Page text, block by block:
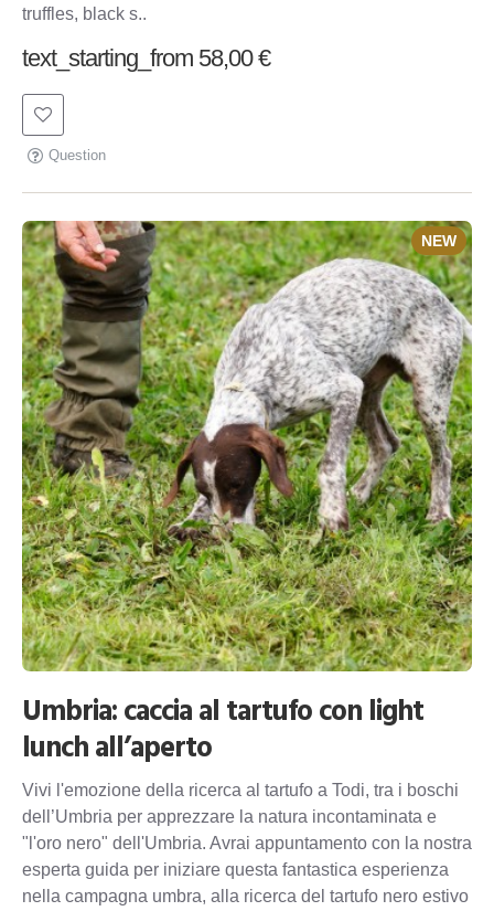
truffles, black s..
text_starting_from 58,00 €
Question
NEW
Umbria: caccia al tartufo con light
lunch all’aperto
Vivi l'emozione della ricerca al tartufo a Todi, tra i boschi
dell’Umbria per apprezzare la natura incontaminata e
"l'oro nero" dell'Umbria. Avrai appuntamento con la nostra
esperta guida per iniziare questa fantastica esperienza
nella campagna umbra, alla ricerca del tartufo nero estivo